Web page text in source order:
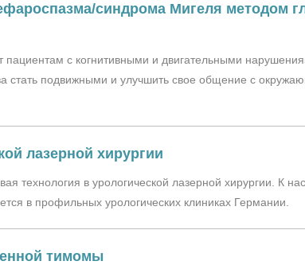
синдрома Мигеля методом
пациентам с когнитивными и двигательными
стать подвижными и улучшить свое общение с
лазерной хирургии
технология в урологической лазерной хирургии. К
в профильных урологических клиниках Германии.
тимомы